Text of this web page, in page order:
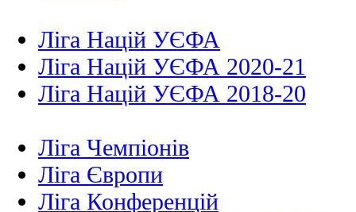
Ліга Націй УЄФА
Ліга Націй УЄФА 2020-21
Ліга Націй УЄФА 2018-20
Ліга Чемпіонів
Ліга Європи
Ліга Конференцій